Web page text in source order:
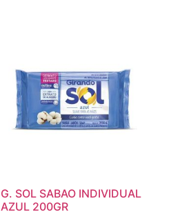
G. SOL SABAO INDIVIDUAL
AZUL 200GR